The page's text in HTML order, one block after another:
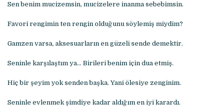
Sen benim mucizemsin, mucizelere inanma sebebimsin.
Favori rengimin ten rengin olduğunu söylemiş miydim?
Gamzen varsa, aksesuarların en güzeli sende demektir.
Seninle karşılaştım ya… Birileri benim için dua etmiş.
Hiç bir şeyim yok senden başka. Yani ölesiye zenginim.
Seninle evlenmek şimdiye kadar aldığım en iyi karardı.